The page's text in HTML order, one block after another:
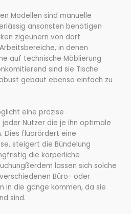
Modellen sind manuelle
ansonsten benötigen
zigeunern von dort
in denen
auf technische Möblierung
sind sie Tische
gebaut ebenso einfach zu
eine präzise
jeder Nutzer die je ihn optimale
Dies fluorördert eine
steigert die Bündelung
die körperliche
lassen sich solche
Büro- oder
in die gänge kommen, da sie
sind.